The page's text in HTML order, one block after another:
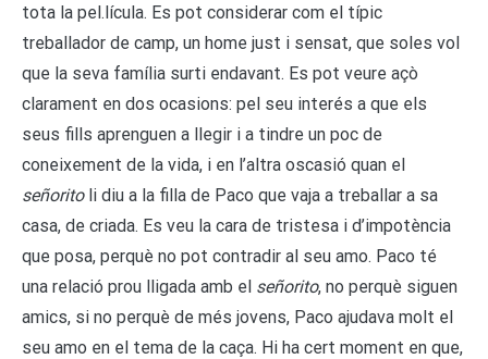
tota la pel.lícula. Es pot considerar com el típic
treballador de camp, un home just i sensat, que soles vol
que la seva família surti endavant. Es pot veure açò
clarament en dos ocasions: pel seu interés a que els
seus fills aprenguen a llegir i a tindre un poc de
coneixement de la vida, i en l’altra oscasió quan el
señoritoli diu a la filla de Paco que vaja a treballar a sa
casa, de criada. Es veu la cara de tristesa i d’impotència
que posa, perquè no pot contradir al seu amo. Paco té
una relació prou lligada amb el señorito, no perquè siguen
amics, si no perquè de més jovens, Paco ajudava molt el
seu amo en el tema de la caça. Hi ha cert moment en que,